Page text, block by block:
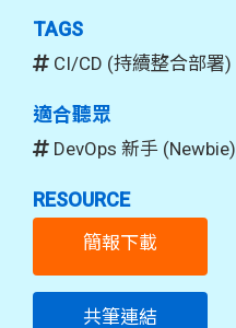
TAGS
CI/CD (持續整合部署)
適合聽眾
DevOps 新手 (Newbie)
RESOURCE
簡報下載
共筆連結